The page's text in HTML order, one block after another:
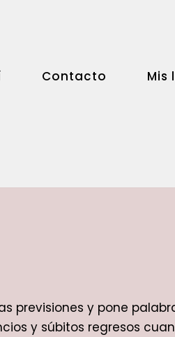
Contacto Mis
previsiones y pone
y súbitos regresos